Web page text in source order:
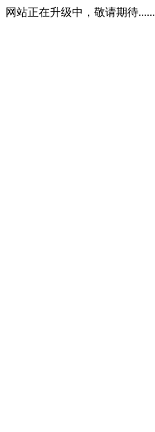
网站正在升级中，敬请期待......